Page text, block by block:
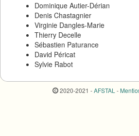
Dominique Autier-Dérian
Denis Chastagnier
Virginie Dangles-Marie
Thierry Decelle
Sébastien Paturance
David Péricat
Sylvie Rabot
2020-2021 -AFSTAL -